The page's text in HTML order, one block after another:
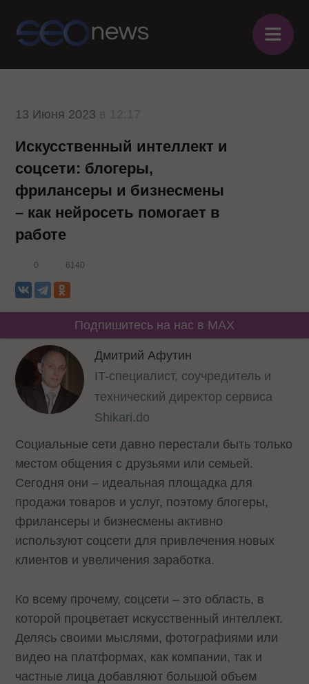
≡
13 Июня 2023
Искусственный интеллект и
соцсети: блогеры,
фрилансеры и бизнесмены
– как нейросеть помогает в
работе
0 6140
Подпишитесь на нас в MAX
Дмитрий Афутин
IT-специалист, соучредитель и
технический директор сервиса
Shikari.do
Социальные сети давно перестали быть только
местом общения с друзьями или семьей.
Сегодня они – идеальная площадка для
продажи товаров и услуг, поэтому блогеры,
фрилансеры и бизнесмены активно
используют соцсети для привлечения новых
клиентов и увеличения заработка.
Ко всему прочему, соцсети – это область, в
которой процветает искусственный интеллект.
Делясь своими мыслями, фотографиями или
видео на платформах, как компании, так и
частные лица добавляют большой объем